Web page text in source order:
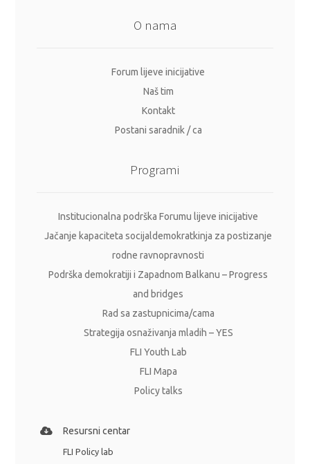
O nama
Forum lijeve inicijative
Naš tim
Kontakt
Postani saradnik / ca
Programi
Institucionalna podrška Forumu lijeve inicijative
Jačanje kapaciteta socijaldemokratkinja za postizanje
rodne ravnopravnosti
Podrška demokratiji i Zapadnom Balkanu – Progress
and bridges
Rad sa zastupnicima/cama
Strategija osnaživanja mladih – YES
FLI Youth Lab
FLI Mapa
Policy talks
Resursni centar
FLI Policy lab